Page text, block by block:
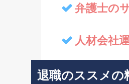
弁護士の
人材会社
退職のススメの